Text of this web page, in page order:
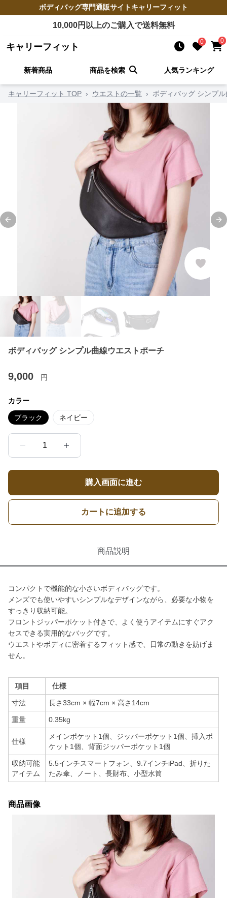
ボディバッグ専門通販サイトキャリーフィット
10,000円以上のご購入で送料無料
キャリーフィット 0 0
新着商品 商品を検索 人気ランキング
キャリーフィット TOP › ウエストの一覧 › ボディバッグ シンプ
Previous slide
ボディバッグ シンプル曲線ウエストポーチ
9,000 円
カラー
ブラック ネイビー
1
購入画面に進む
カートに追加する
商品説明
コンパクトで機能的な小さいボディバッグです。
メンズでも使いやすいシンプルなデザインながら、必要な小物を
すっきり収納可能。
フロントジッパーポケット付きで、よく使うアイテムにすぐアク
セスできる実用的なバッグです。
ウエストやボディに密着するフィット感で、日常の動きを妨げま
せん。
項目 仕様
寸法 長さ33cm × 幅7cm × 高さ14cm
重量 0.35kg
仕様
メインポケット1個、ジッパーポケット1個、挿入ポ
ケット1個、背面ジッパーポケット1個
収納可能
アイテム
5.5インチスマートフォン、9.7インチiPad、折りた
たみ傘、ノート、長財布、小型水筒
商品画像